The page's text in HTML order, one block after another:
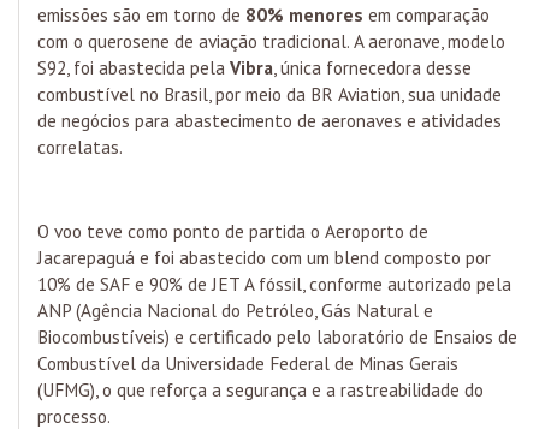
emissões são em torno de 80% menores em comparação
com o querosene de aviação tradicional. A aeronave, modelo
S92, foi abastecida pela Vibra, única fornecedora desse
combustível no Brasil, por meio da BR Aviation, sua unidade
de negócios para abastecimento de aeronaves e atividades
correlatas.
O voo teve como ponto de partida o Aeroporto de
Jacarepaguá e foi abastecido com um blend composto por
10% de SAF e 90% de JET A fóssil, conforme autorizado pela
ANP (Agência Nacional do Petróleo, Gás Natural e
Biocombustíveis) e certificado pelo laboratório de Ensaios de
Combustível da Universidade Federal de Minas Gerais
(UFMG), o que reforça a segurança e a rastreabilidade do
processo.